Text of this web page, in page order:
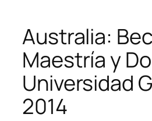
Australia:
Maestría y
Universidad
2014